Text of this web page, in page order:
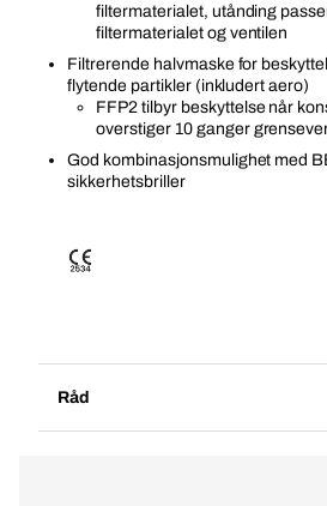
filtermaterialet, utånding
filtermaterialet og ventilen
Filtrerende halvmaske for
flytende partikler (inkludert aero)
FFP2 tilbyr beskyttelse når
overstiger 10 ganger
God kombinasjonsmulighet med
sikkerhetsbriller
Råd